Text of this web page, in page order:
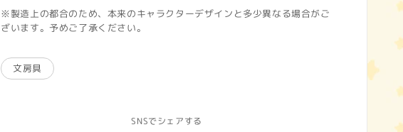
※製造上の都合のため、本来のキャラクターデザインと多少異なる場合がご
ざいます。予めご了承ください。
文房具
SNSでシェアする